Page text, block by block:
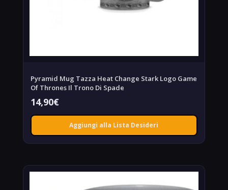
Pyramid Mug Tazza Heat Change Stark Logo Game
Of Thrones Il Trono Di Spade
14,90€
Aggiungi alla Lista Desideri